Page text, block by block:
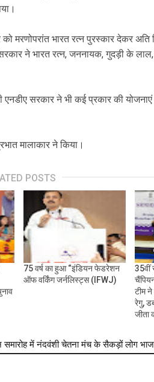
को मरणोपरांत भारत रत्न पुरस्कार देकर
ने भारत रत्न, जननायक, गुदड़ी के लाल,
एनडीए सरकार ने भी कई प्रकार की
मालाकार ने किया।
POSTS
75 वर्ष का हुआ “इंडियन फेडरेशन
ऑफ वर्किंग जर्नलिस्ट्स (IFWJ)
35वीं
टीम ने
रेगु,
जीता
में नंदवंशी चेतना मंच के सैकड़ों लोग